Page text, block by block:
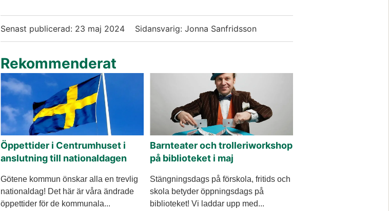
Senast publicerad: 23 maj 2024 Sidansvarig: Jonna Sanfridsson
Rekommenderat
Öppettider i Centrumhuset i
anslutning till nationaldagen
Götene kommun önskar alla en trevlig
nationaldag! Det här är våra ändrade
öppettider för de kommunala...
Barnteater och trolleriworkshop
på biblioteket i maj
Stängningsdags på förskola, fritids och
skola betyder öppningsdags på
biblioteket! Vi laddar upp med...